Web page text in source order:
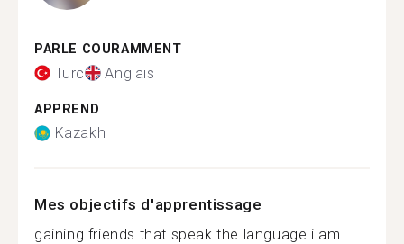
PARLE COURAMMENT
Turc Anglais
APPREND
Kazakh
Mes objectifs d'apprentissage
gaining friends that speak the language i am